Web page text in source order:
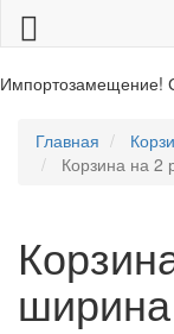
Импортозамещение!
Главная
Корзина на 2